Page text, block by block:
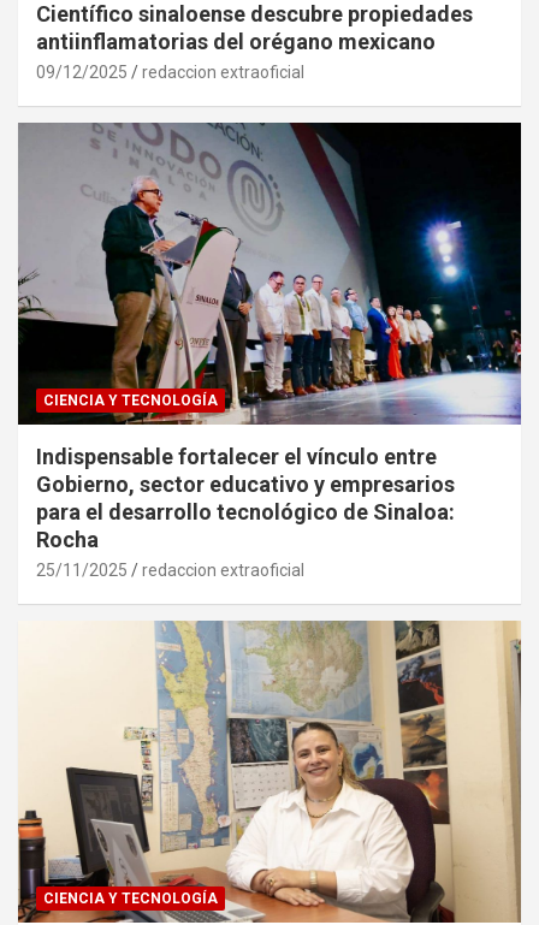
Científico sinaloense descubre propiedades
antiinflamatorias del orégano mexicano
09/12/2025 redaccion extraoficial
CIENCIA Y TECNOLOGÍA
Indispensable fortalecer el vínculo entre
Gobierno, sector educativo y empresarios
para el desarrollo tecnológico de Sinaloa:
Rocha
25/11/2025 redaccion extraoficial
CIENCIA Y TECNOLOGÍA